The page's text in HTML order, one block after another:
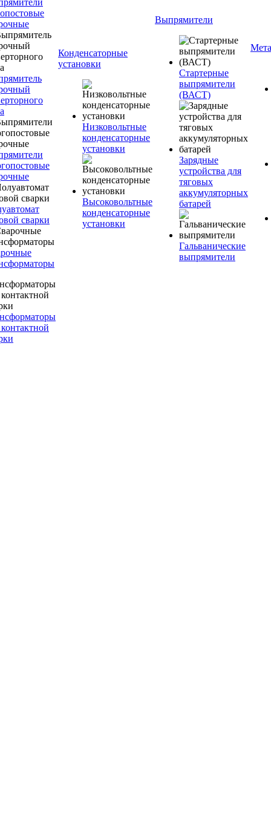
сварки
Конденсаторные
установки
Низковольтные
конденсаторные
установки
Высоковольтные
конденсаторные
установки
Выпрямители
Стартерные
выпрямители
(ВАСТ)
Зарядные
устройства для
тяговых
аккумуляторных
батарей
Гальванические
выпрямители